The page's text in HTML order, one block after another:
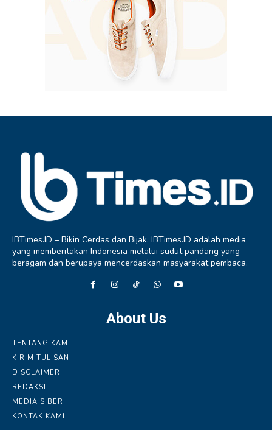
IBTimes.ID – Bikin Cerdas dan Bijak. IBTimes.ID adalah media
yang memberitakan Indonesia melalui sudut pandang yang
beragam dan berupaya mencerdaskan masyarakat pembaca.
About Us
TENTANG KAMI
KIRIM TULISAN
DISCLAIMER
REDAKSI
MEDIA SIBER
KONTAK KAMI